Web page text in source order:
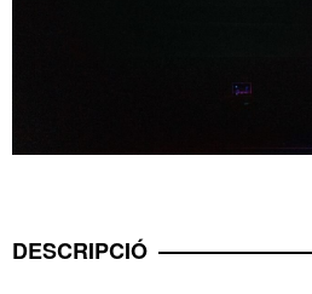
DESCRIPCIÓ